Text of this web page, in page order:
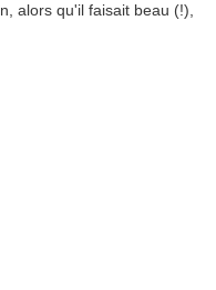
alors qu'il faisait beau (!),